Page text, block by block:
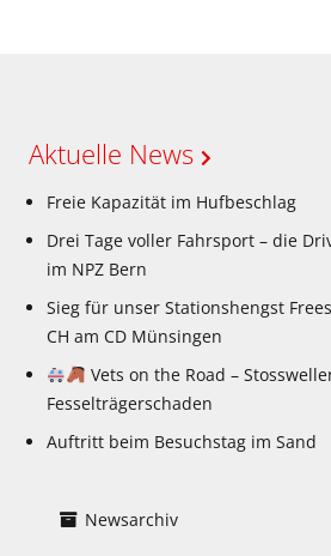
Aktuelle News
Freie Kapazität im Hufbeschlag
Drei Tage voller Fahrsport – die
im NPZ Bern
Sieg für unser Stationshengst
CH am CD Münsingen
Vets on the Road –
Fesselträgerschaden
Auftritt beim Besuchstag im Sand
Newsarchiv